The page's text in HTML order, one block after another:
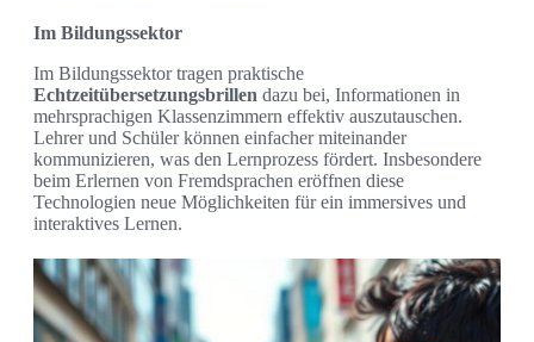
Im Bildungssektor
Im Bildungssektor tragen praktische
Echtzeitübersetzungsbrillen dazu bei, Informationen in
mehrsprachigen Klassenzimmern effektiv auszutauschen.
Lehrer und Schüler können einfacher miteinander
kommunizieren, was den Lernprozess fördert. Insbesondere
beim Erlernen von Fremdsprachen eröffnen diese
Technologien neue Möglichkeiten für ein immersives und
interaktives Lernen.